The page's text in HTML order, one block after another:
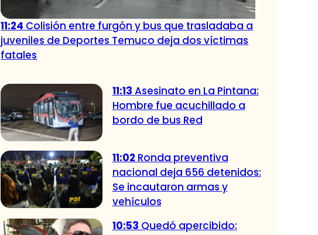
11:24 Colisión entre furgón y bus que trasladaba a
juveniles de Deportes Temuco deja dos víctimas
fatales
11:13 Asesinato en La Pintana:
Hombre fue acuchillado a
bordo de bus Red
11:02 Ronda preventiva
nacional deja 656 detenidos:
Se incautaron armas y
vehículos
10:53 Quedó apercibido: